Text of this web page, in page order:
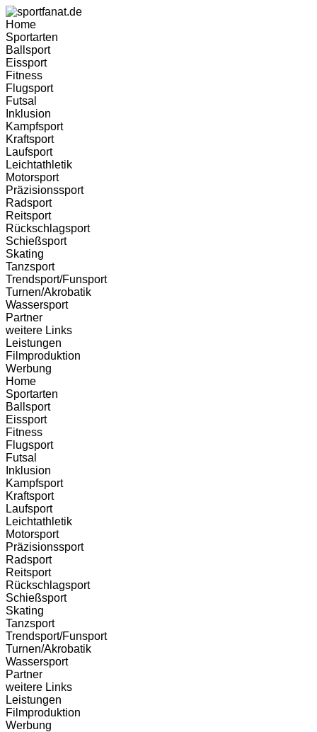
Home
Sportarten
Ballsport
Eissport
Fitness
Flugsport
Futsal
Inklusion
Kampfsport
Kraftsport
Laufsport
Leichtathletik
Motorsport
Präzisionssport
Radsport
Reitsport
Rückschlagsport
Schießsport
Skating
Tanzsport
Trendsport/Funsport
Turnen/Akrobatik
Wassersport
Partner
weitere Links
Leistungen
Filmproduktion
Werbung
Home
Sportarten
Ballsport
Eissport
Fitness
Flugsport
Futsal
Inklusion
Kampfsport
Kraftsport
Laufsport
Leichtathletik
Motorsport
Präzisionssport
Radsport
Reitsport
Rückschlagsport
Schießsport
Skating
Tanzsport
Trendsport/Funsport
Turnen/Akrobatik
Wassersport
Partner
weitere Links
Leistungen
Filmproduktion
Werbung